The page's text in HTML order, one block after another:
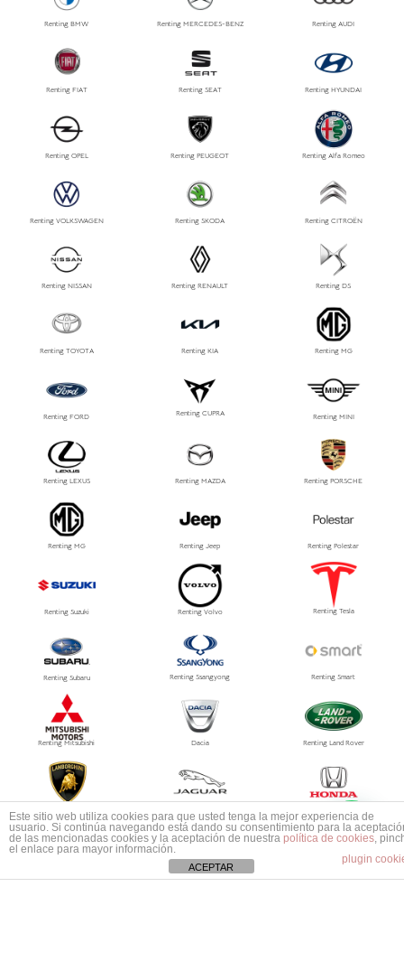
Renting BMW Renting MERCEDES-BENZ Renting AUDI
Renting FIAT Renting SEAT Renting HYUNDAI
Renting OPEL Renting PEUGEOT Renting Alfa Romeo
Renting VOLKSWAGEN Renting SKODA Renting CITROËN
Renting NISSAN Renting RENAULT Renting DS
Renting TOYOTA Renting KIA Renting MG
Renting FORD Renting CUPRA Renting MINI
Renting LEXUS Renting MAZDA Renting PORSCHE
Renting MG Renting Jeep Renting Polestar
Renting Suzuki Renting Volvo Renting Tesla
Renting Subaru Renting Ssangyong Renting Smart
Renting Mitsubishi Dacia Renting Land Rover
Renting Aston Martin
Este sitio web utiliza cookies para que usted tenga la mejor experiencia de
usuario. Si continúa navegando está dando su consentimiento para la
de las mencionadas cookies y la aceptación de nuestra política de cookies,
el enlace para mayor información.
plugin
ACEPTAR
1
Mas información ¿No encuentras tu coche?